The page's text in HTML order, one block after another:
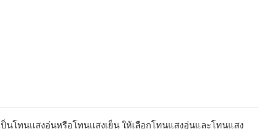
นโทนแสงอุ่นหรือโทนแสงเย็น ให้เลือกโทนแสงอุ่นและโทนแสง